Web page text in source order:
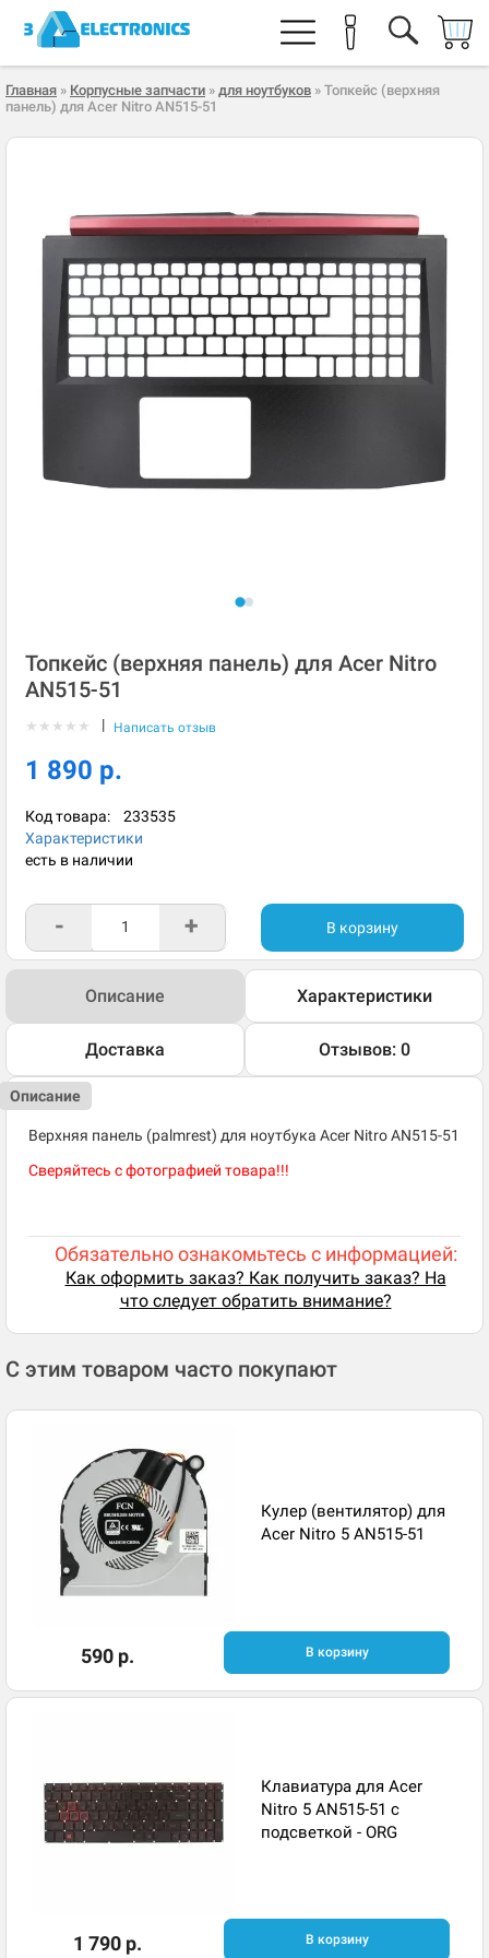
Главная » Корпусные запчасти » для ноутбуков » Топкейс (верхняя
панель) для Acer Nitro AN515-51
Топкейс (верхняя панель) для Acer Nitro
AN515-51
★ ★ ★ ★ ★ | Написать отзыв
1 890 р.
Код товара: 233535
Характеристики
есть в наличии
- + В корзину
Описание Характеристики
Доставка Отзывов: 0
Описание
Верхняя панель (palmrest) для ноутбука Acer Nitro AN515-51
Сверяйтесь с фотографией товара!!!
Обязательно ознакомьтесь с информацией:
Как оформить заказ? Как получить заказ? На
что следует обратить внимание?
С этим товаром часто покупают
Кулер (вентилятор) для
Acer Nitro 5 AN515-51
590 р. В корзину
Клавиатура для Acer
Nitro 5 AN515-51 с
подсветкой - ORG
1 790 р. В корзину